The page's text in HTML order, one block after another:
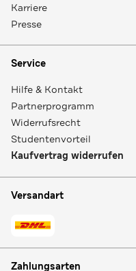
Karriere
Presse
Service
Hilfe & Kontakt
Partnerprogramm
Widerrufsrecht
Studentenvorteil
Kaufvertrag widerrufen
Versandart
Zahlungsarten